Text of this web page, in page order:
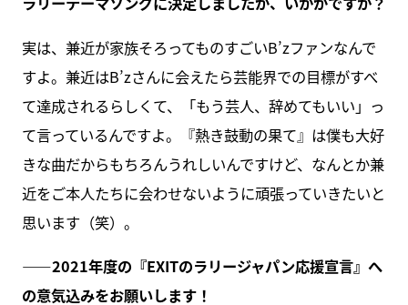
実は、兼近が家族そろってものすごいB’zファンなんで
すよ。兼近はB’zさんに会えたら芸能界での目標がすべ
て達成されるらしくて、「もう芸人、辞めてもいい」っ
て言っているんですよ。『熱き鼓動の果て』は僕も大好
きな曲だからもちろんうれしいんですけど、なんとか兼
近をご本人たちに会わせないように頑張っていきたいと
思います（笑）。
――2021年度の『EXITのラリージャパン応援宣言』へ
の意気込みをお願いします！